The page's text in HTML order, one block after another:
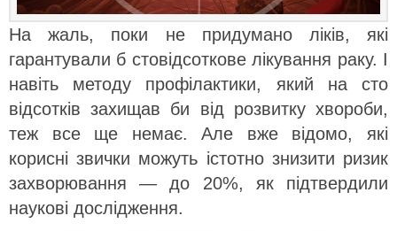
На жаль, поки не придумано ліків, які
гарантували б стовідсоткове лікування раку. І
навіть методу профілактики, який на сто
відсотків захищав би від розвитку хвороби,
теж все ще немає. Але вже відомо, які
корисні звички можуть істотно знизити ризик
захворювання — до 20%, як підтвердили
наукові дослідження.